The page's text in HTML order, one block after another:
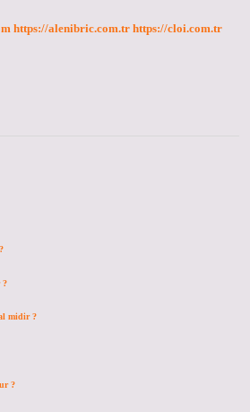
https://alenibric.com.tr https://cloi.com.tr
?
midir ?
?